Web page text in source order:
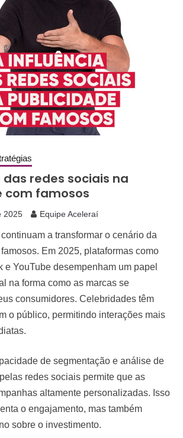
redes sociais na
com famosos
2025 Equipe Aceleraí
a transformar o cenário da
Em 2025, plataformas como
e YouTube desempenham um papel
na forma como as marcas se
consumidores. Celebridades têm
o público, permitindo interações mais
de segmentação e análise de
redes sociais permite que as
altamente personalizadas. Isso
o engajamento, mas também
sobre o investimento.